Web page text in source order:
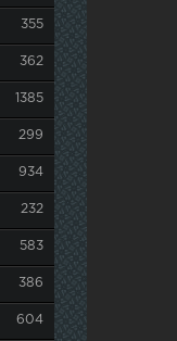
355
362
1385
299
934
232
583
386
604